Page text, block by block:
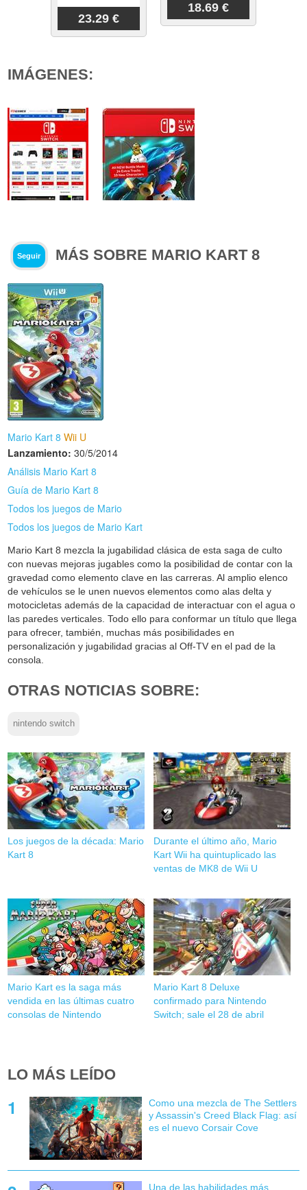
23.29 €
18.69 €
IMÁGENES:
Seguir MÁS SOBRE MARIO KART 8
Mario Kart 8 Wii U
Lanzamiento: 30/5/2014
Análisis Mario Kart 8
Guía de Mario Kart 8
Todos los juegos de Mario
Todos los juegos de Mario Kart
Mario Kart 8 mezcla la jugabilidad clásica de esta saga de culto
con nuevas mejoras jugables como la posibilidad de contar con la
gravedad como elemento clave en las carreras. Al amplio elenco
de vehículos se le unen nuevos elementos como alas delta y
motocicletas además de la capacidad de interactuar con el agua o
las paredes verticales. Todo ello para conformar un título que llega
para ofrecer, también, muchas más posibilidades en
personalización y jugabilidad gracias al Off-TV en el pad de la
consola.
OTRAS NOTICIAS SOBRE:
nintendo switch
Los juegos de la década: Mario
Kart 8
Durante el último año, Mario
Kart Wii ha quintuplicado las
ventas de MK8 de Wii U
Mario Kart es la saga más
vendida en las últimas cuatro
consolas de Nintendo
Mario Kart 8 Deluxe
confirmado para Nintendo
Switch; sale el 28 de abril
LO MÁS LEÍDO
Como una mezcla de The Settlers
y Assassin's Creed Black Flag: así
es el nuevo Corsair Cove
Una de las habilidades más